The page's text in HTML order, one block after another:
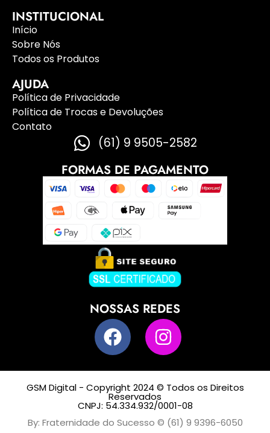
INSTITUCIONAL
Início
Sobre Nós
Todos os Produtos
AJUDA
Política de Privacidade
Política de Trocas e Devoluções
Contato
(61) 9 9505-2582
FORMAS DE PAGAMENTO
NOSSAS REDES
GSM Digital - Copyright 2024 © Todos os Direitos
Reservados
CNPJ: 54.334.932/0001-08
By: Fraternidade do Sucesso © (61) 9 9396-6050